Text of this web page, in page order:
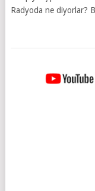
Radyoda ne diyorlar?
YAZILAR